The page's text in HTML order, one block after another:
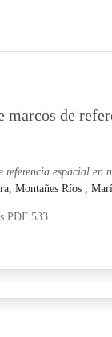
marcos de
referencia espacial
Montañes Ríos ,
PDF 533